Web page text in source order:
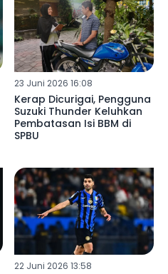
23 Juni 2026 16:08
Kerap Dicurigai, Pengguna
Suzuki Thunder Keluhkan
Pembatasan Isi BBM di
SPBU
22 Juni 2026 13:58